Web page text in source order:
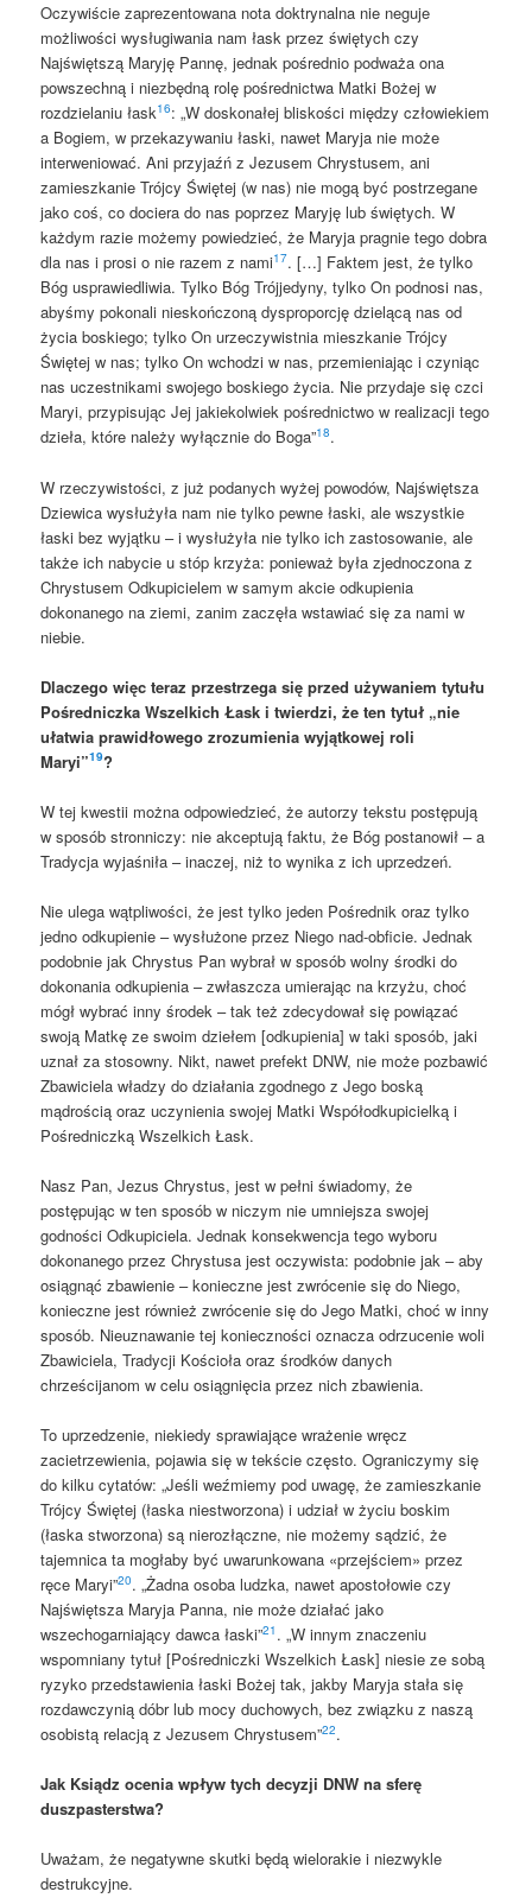
Oczywiście zaprezentowana nota doktrynalna nie neguje
możliwości wysługiwania nam łask przez świętych czy
Najświętszą Maryję Pannę, jednak pośrednio podważa ona
powszechną i niezbędną rolę pośrednictwa Matki Bożej w
rozdzielaniu łask16: „W doskonałej bliskości między człowiekiem
a Bogiem, w przekazywaniu łaski, nawet Maryja nie może
interweniować. Ani przyjaźń z Jezusem Chrystusem, ani
zamieszkanie Trójcy Świętej (w nas) nie mogą być postrzegane
jako coś, co dociera do nas poprzez Maryję lub świętych. W
każdym razie możemy powiedzieć, że Maryja pragnie tego dobra
dla nas i prosi o nie razem z nami17. […] Faktem jest, że tylko
Bóg usprawiedliwia. Tylko Bóg Trójjedyny, tylko On podnosi nas,
abyśmy pokonali nieskończoną dysproporcję dzielącą nas od
życia boskiego; tylko On urzeczywistnia mieszkanie Trójcy
Świętej w nas; tylko On wchodzi w nas, przemieniając i czyniąc
nas uczestnikami swojego boskiego życia. Nie przydaje się czci
Maryi, przypisując Jej jakiekolwiek pośrednictwo w realizacji tego
dzieła, które należy wyłącznie do Boga”18.
W rzeczywistości, z już podanych wyżej powodów, Najświętsza
Dziewica wysłużyła nam nie tylko pewne łaski, ale wszystkie
łaski bez wyjątku – i wysłużyła nie tylko ich zastosowanie, ale
także ich nabycie u stóp krzyża: ponieważ była zjednoczona z
Chrystusem Odkupicielem w samym akcie odkupienia
dokonanego na ziemi, zanim zaczęła wstawiać się za nami w
niebie.
Dlaczego więc teraz przestrzega się przed używaniem tytułu
Pośredniczka Wszelkich Łask i twierdzi, że ten tytuł „nie
ułatwia prawidłowego zrozumienia wyjątkowej roli
Maryi”19?
W tej kwestii można odpowiedzieć, że autorzy tekstu postępują
w sposób stronniczy: nie akceptują faktu, że Bóg postanowił – a
Tradycja wyjaśniła – inaczej, niż to wynika z ich uprzedzeń.
Nie ulega wątpliwości, że jest tylko jeden Pośrednik oraz tylko
jedno odkupienie – wysłużone przez Niego nad-obficie. Jednak
podobnie jak Chrystus Pan wybrał w sposób wolny środki do
dokonania odkupienia – zwłaszcza umierając na krzyżu, choć
mógł wybrać inny środek – tak też zdecydował się powiązać
swoją Matkę ze swoim dziełem [odkupienia] w taki sposób, jaki
uznał za stosowny. Nikt, nawet prefekt DNW, nie może pozbawić
Zbawiciela władzy do działania zgodnego z Jego boską
mądrością oraz uczynienia swojej Matki Współodkupicielką i
Pośredniczką Wszelkich Łask.
Nasz Pan, Jezus Chrystus, jest w pełni świadomy, że
postępując w ten sposób w niczym nie umniejsza swojej
godności Odkupiciela. Jednak konsekwencja tego wyboru
dokonanego przez Chrystusa jest oczywista: podobnie jak – aby
osiągnąć zbawienie – konieczne jest zwrócenie się do Niego,
konieczne jest również zwrócenie się do Jego Matki, choć w inny
sposób. Nieuznawanie tej konieczności oznacza odrzucenie woli
Zbawiciela, Tradycji Kościoła oraz środków danych
chrześcijanom w celu osiągnięcia przez nich zbawienia.
To uprzedzenie, niekiedy sprawiające wrażenie wręcz
zacietrzewienia, pojawia się w tekście często. Ograniczymy się
do kilku cytatów: „Jeśli weźmiemy pod uwagę, że zamieszkanie
Trójcy Świętej (łaska niestworzona) i udział w życiu boskim
(łaska stworzona) są nierozłączne, nie możemy sądzić, że
tajemnica ta mogłaby być uwarunkowana «przejściem» przez
ręce Maryi”20. „Żadna osoba ludzka, nawet apostołowie czy
Najświętsza Maryja Panna, nie może działać jako
wszechogarniający dawca łaski”21 . „W innym znaczeniu
wspomniany tytuł [Pośredniczki Wszelkich Łask] niesie ze sobą
ryzyko przedstawienia łaski Bożej tak, jakby Maryja stała się
rozdawczynią dóbr lub mocy duchowych, bez związku z naszą
osobistą relacją z Jezusem Chrystusem”22.
Jak Ksiądz ocenia wpływ tych decyzji DNW na sferę
duszpasterstwa?
Uważam, że negatywne skutki będą wielorakie i niezwykle
destrukcyjne.